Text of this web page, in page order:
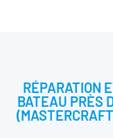
RÉPARATION
BATEAU PRÈS